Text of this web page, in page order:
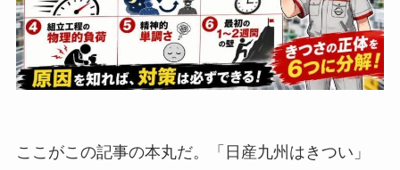
ここがこの記事の本丸だ。「日産九州はきつい」